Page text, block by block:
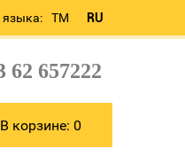
TM RU
62 657222
В корзине:0